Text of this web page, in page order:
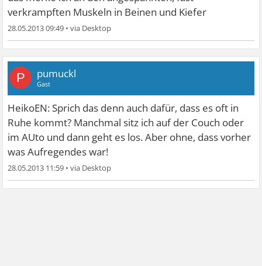
verkrampften Muskeln in Beinen und Kiefer
28.05.2013 09:49 •
P pumuckl
Gast
HeikoEN: Sprich das denn auch dafür, dass es oft in
Ruhe kommt? Manchmal sitz ich auf der Couch oder
im AUto und dann geht es los. Aber ohne, dass vorher
was Aufregendes war!
28.05.2013 11:59 •